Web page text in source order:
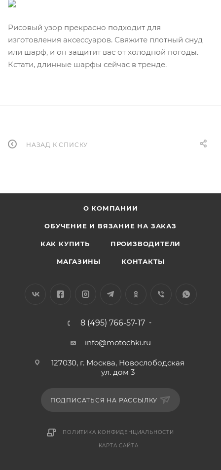
Рисовый узор прекрасно подходит для
изготовления аксессуаров. Свяжите плотный снуд
или шарф, и он защитит вас от холодной погоды.
Кстати, длинные шарфы сейчас в тренде.
НАЗАД К СПИСКУ
О КОМПАНИИ
ОБУЧЕНИЕ И ВЯЗАНИЕ НА ЗАКАЗ
КАК КУПИТЬ ПРОИЗВОДИТЕЛИ
МАГАЗИНЫ КОНТАКТЫ
8 (495) 766-57-17
info@motochki.ru
127030, г. Москва, Новослободская
ул. дом 3
ПОДПИСАТЬСЯ НА РАССЫЛКУ
ПОЛИТИКА КОНФИДЕНЦИАЛЬНОСТИ
КАРТА САЙТА